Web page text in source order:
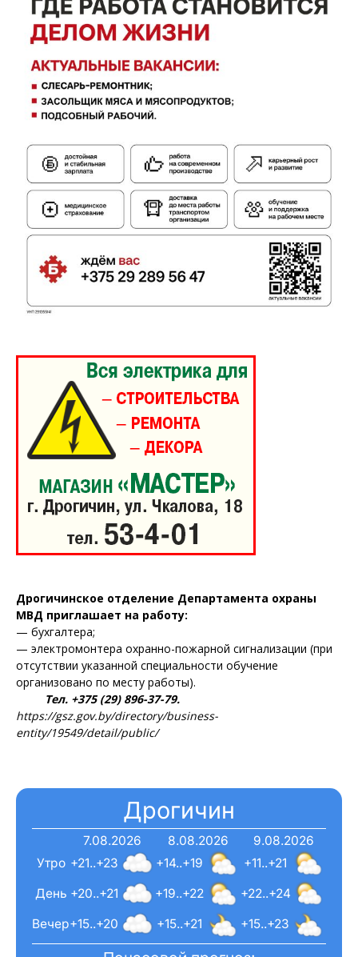
Газета
"Драгічынскі Веснік"
ПОДПИСАТЬСЯ
Редакция "ДВ"
Наша гісторыя
Контакты
Правила использования материалов
Электронные обращения
Дрогичинское отделение Департамента охраны
МВД приглашает на работу:
— бухгалтера;
— электромонтера охранно-пожарной сигнализации (при
отсутствии указанной специальности обучение
организовано по месту работы).
Тел. +375 (29) 896-37-79.
https://gsz.gov.by/directory/business-
entity/19549/detail/public/
Дрогичин
7.08.2026
+21..+23
+20..+21
+15..+20
8.08.2026
+14..+19
+19..+22
+15..+21
9.08.2026
+11..+21
+22..+24
+15..+23
Вечер
День
Утро